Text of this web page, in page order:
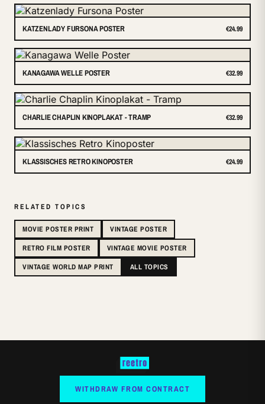
KATZENLADY FURSONA POSTER €24.99
KANAGAWA WELLE POSTER €32.99
CHARLIE CHAPLIN KINOPLAKAT - TRAMP €32.99
KLASSISCHES RETRO KINOPOSTER €24.99
RELATED TOPICS
MOVIE POSTER PRINT
VINTAGE POSTER
RETRO FILM POSTER
VINTAGE MOVIE POSTER
VINTAGE WORLD MAP PRINT
ALL TOPICS
WITHDRAW FROM CONTRACT